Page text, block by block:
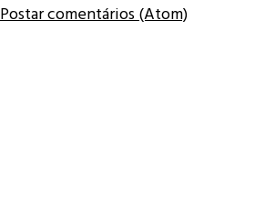
Postar comentários (Atom)